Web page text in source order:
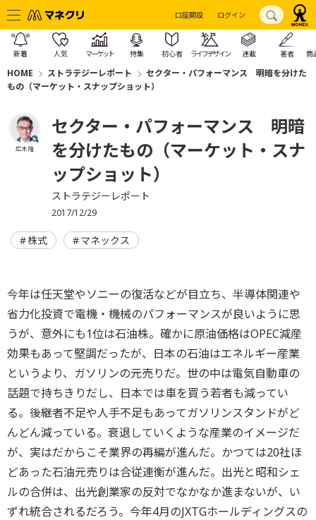
口座開設 ログイン
新着 人気 マーケット 特集 初心者 ライフデザイン 連載 著者 商
HOME ストラテジーレポート
セクター・パフォーマンス 明暗を分けた
もの（マーケット・スナップショット）
広木 隆
セクター・パフォーマンス 明暗
を分けたもの（マーケット・スナ
ップショット）
ストラテジーレポート
2017/12/29
株式 マネックス
今年は任天堂やソニーの復活などが目立ち、半導体関連や
省力化投資で電機・機械のパフォーマンスが良いように思
うが、意外にも1位は石油株。確かに原油価格はOPEC減産
効果もあって堅調だったが、日本の石油はエネルギー産業
というより、ガソリンの元売りだ。世の中は電気自動車の
話題で持ちきりだし、日本では車を買う若者も減ってい
る。後継者不足や人手不足もあってガソリンスタンドがど
んどん減っている。衰退していくような産業のイメージだ
が、実はだからこそ業界の再編が進んだ。かつては20社ほ
どあった石油元売りは合従連衡が進んだ。出光と昭和シェ
ルの合併は、出光創業家の反対でなかなか進まないが、い
ずれ統合されるだろう。今年4月のJXTGホールディングスの